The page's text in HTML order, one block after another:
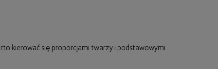
kierować się proporcjami twarzy i podstawowymi